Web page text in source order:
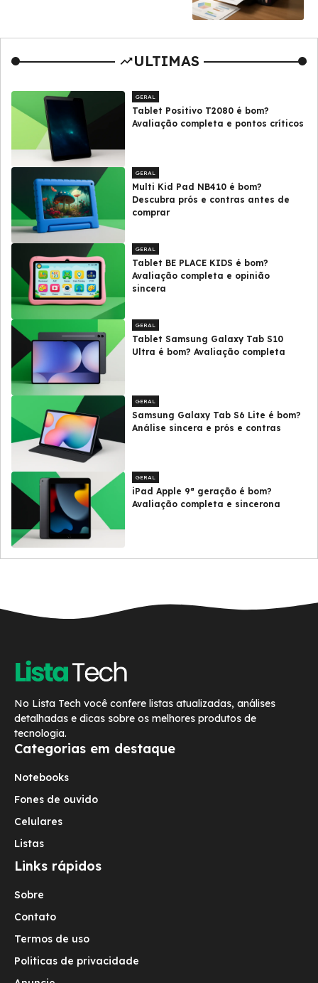
ULTIMAS
GERAL
Tablet Positivo T2080 é bom?
Avaliação completa e pontos críticos
GERAL
Multi Kid Pad NB410 é bom?
Descubra prós e contras antes de
comprar
GERAL
Tablet BE PLACE KIDS é bom?
Avaliação completa e opinião
sincera
GERAL
Tablet Samsung Galaxy Tab S10
Ultra é bom? Avaliação completa
GERAL
Samsung Galaxy Tab S6 Lite é bom?
Análise sincera e prós e contras
GERAL
iPad Apple 9ª geração é bom?
Avaliação completa e sincerona
No Lista Tech você confere listas atualizadas, análises
detalhadas e dicas sobre os melhores produtos de
tecnologia.
Categorias em destaque
Notebooks
Fones de ouvido
Celulares
Listas
Links rápidos
Sobre
Contato
Termos de uso
Politicas de privacidade